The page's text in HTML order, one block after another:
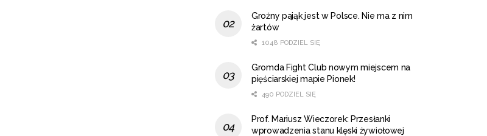
Groźny pająk jest w Polsce. Nie ma z nim
żartów
1048 PODZIEL SIĘ
Gromda Fight Club nowym miejscem na
pięściarskiej mapie Pionek!
490 PODZIEL SIĘ
Prof. Mariusz Wieczorek: Przesłanki
wprowadzenia stanu klęski żywiołowej